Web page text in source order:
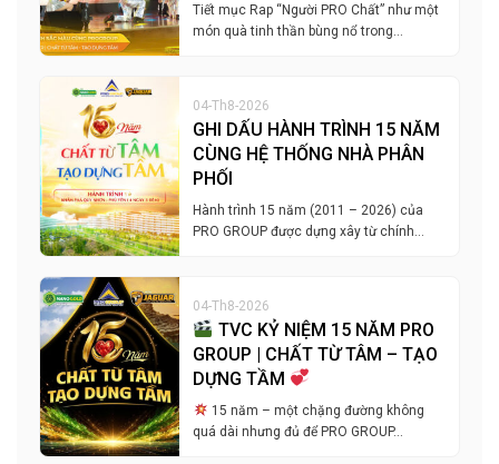
Tiết mục Rap “Người PRO Chất” như một
món quà tinh thần bùng nổ trong…
04-Th8-2026
GHI DẤU HÀNH TRÌNH 15 NĂM
CÙNG HỆ THỐNG NHÀ PHÂN
PHỐI
Hành trình 15 năm (2011 – 2026) của
PRO GROUP được dựng xây từ chính…
04-Th8-2026
TVC KỶ NIỆM 15 NĂM PRO
GROUP | CHẤT TỪ TÂM – TẠO
DỰNG TẦM
15 năm – một chặng đường không
quá dài nhưng đủ để PRO GROUP…